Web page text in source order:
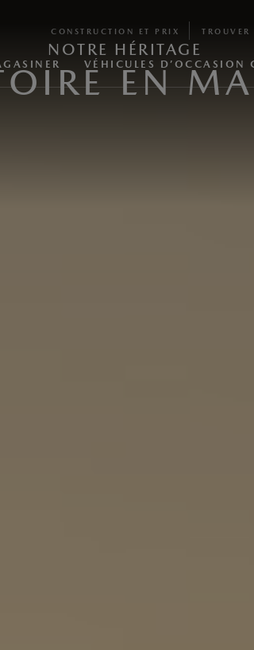
CONSTRUCTION ET PRIX
VÉHICULES D’OCCASION
NOTRE HÉRITAGE
EN